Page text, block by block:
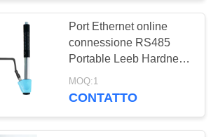
Detector
Port Ethernet online
connessione RS485
Portable Leeb Hardness
Tester per test di
durezza in tempo reale
MOQ:1
CONTATTO